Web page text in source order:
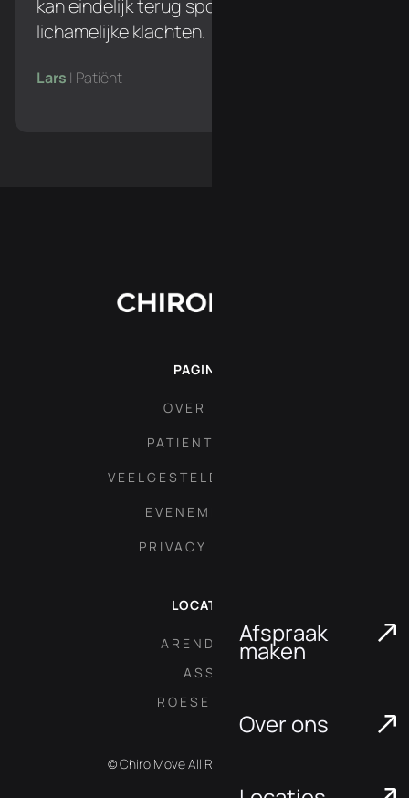
Afspraak
maken
Over ons
kan eindelijk terug sporten zonder
lichamelijke klachten.
Lars | Patiënt
PAGINA'S
OVER ONS
PATIENT AREA
VEELGESTELDE VRAGEN
EVENEMENTEN
PRIVACY POLICY
LOCATIES
ARENDONK
ASSE
ROESELARE
© Chiro Move All Rights Reserved.